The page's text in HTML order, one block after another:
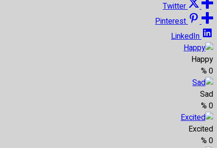
Twitter
Pinterest
LinkedIn
Happy
0
%
Sad
0
%
Excited
0
%